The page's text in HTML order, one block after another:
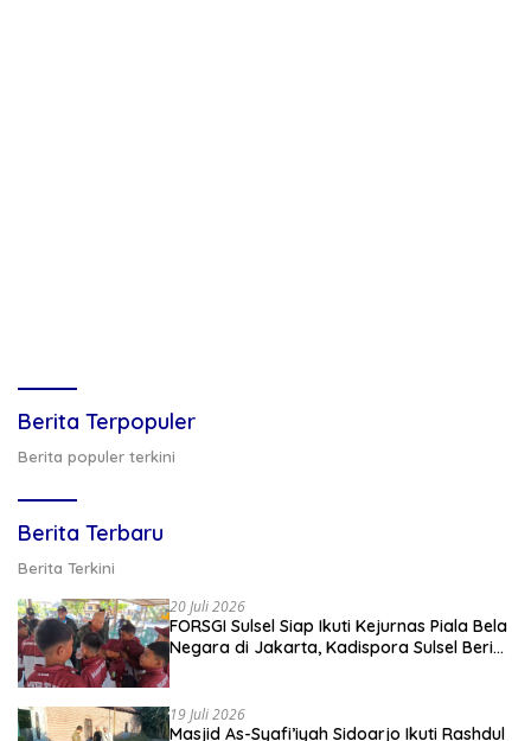
Berita Terpopuler
Berita populer terkini
Berita Terbaru
Berita Terkini
20 Juli 2026
FORSGI Sulsel Siap Ikuti Kejurnas Piala Bela
Negara di Jakarta, Kadispora Sulsel Beri
19 Juli 2026
Masjid As-Syafi’iyah Sidoarjo Ikuti Rashdul